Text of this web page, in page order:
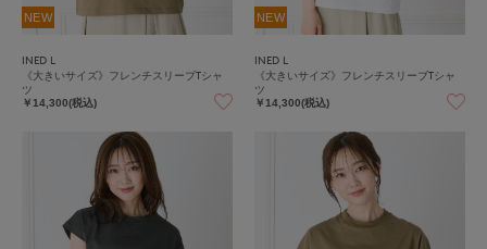
NEW
INED L
《大きいサイズ》フレンチスリーブTシャ
ツ
￥14,300(税込)
NEW
INED L
《大きいサイズ》フレンチスリーブTシャ
ツ
￥14,300(税込)